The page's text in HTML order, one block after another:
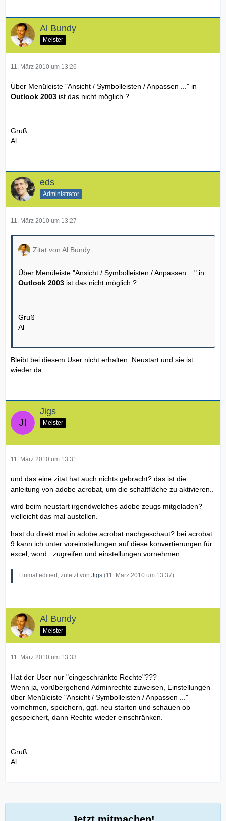
Al Bundy
Meister
11. März 2010 um 13:26
Über Menüleiste "Ansicht / Symbolleisten / Anpassen ..." in
Outlook 2003 ist das nicht möglich ?
Gruß
Al
eds
Administrator
11. März 2010 um 13:27
Zitat von Al Bundy
Über Menüleiste "Ansicht / Symbolleisten / Anpassen ..." in
Outlook 2003 ist das nicht möglich ?
Gruß
Al
Bleibt bei diesem User nicht erhalten. Neustart und sie ist
wieder da...
Jigs
Meister
11. März 2010 um 13:31
und das eine zitat hat auch nichts gebracht? das ist die
anleitung von adobe acrobat, um die schaltfläche zu aktivieren..
wird beim neustart irgendwelches adobe zeugs mitgeladen?
vielleicht das mal austellen.
hast du direkt mal in adobe acrobat nachgeschaut? bei acrobat
9 kann ich unter voreinstellungen auf diese konvertierungen für
excel, word...zugreifen und einstellungen vornehmen.
Einmal editiert, zuletzt von Jigs (11. März 2010 um 13:37)
Al Bundy
Meister
11. März 2010 um 13:33
Hat der User nur "eingeschränkte Rechte"???
Wenn ja, vorübergehend Adminrechte zuweisen, Einstellungen
über Menüleiste "Ansicht / Symbolleisten / Anpassen ..."
vornehmen, speichern, ggf. neu starten und schauen ob
gespeichert, dann Rechte wieder einschränken.
Gruß
Al